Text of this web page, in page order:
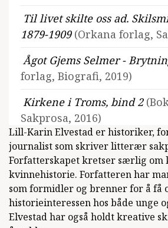
Til livet skilte oss ad.
1879-1909 (Orkana forlag,
Ågot Gjems Selmer -
forlag, Biografi, 2019)
Kirkene i Troms, bind 2
Sakprosa, 2016)
Kirkene i Troms, bind 1
Sakprosa, 2015)
Alt er mulig (Mamru Media,
2013)
Lill-Karin Elvestad er historiker,
journalist som skriver litterær
Forfatterskapet kretser særlig om
kvinnehistorie. Forfatteren har
som formidler og brenner for å få
historieinteressen hos både unge
Elvestad har også holdt kreative